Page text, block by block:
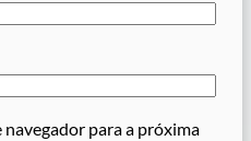
navegador para a próxima